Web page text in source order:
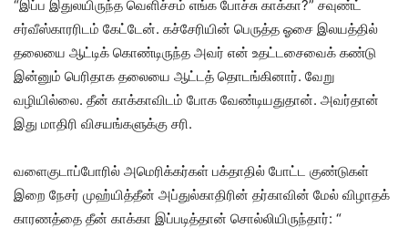
“இப்ப இதுலயிருந்த வெளிச்சம் எங்க போச்சு காக்கா?” சவுண்ட்
சர்வீஸ்காரரிடம் கேட்டேன். கச்சேரியின் பெருத்த ஓசை இலயத்தில்
தலையை ஆட்டிக் கொண்டிருந்த அவர் என் உதட்டசைவைக் கண்டு
இன்னும் பெரிதாக தலையை ஆட்டத் தொடங்கினார். வேறு
வழியில்லை. தீன் காக்காவிடம் போக வேண்டியதுதான். அவர்தான்
இது மாதிரி விசயங்களுக்கு சரி.
வளைகுடாப்போரில் அமெரிக்கர்கள் பக்தாதில் போட்ட குண்டுகள்
இறை நேசர் முஹ்யித்தீன் அப்துல்காதிரின் தர்காவின் மேல் விழாதக்
காரணத்தை தீன் காக்கா இப்படித்தான் சொல்லியிருந்தார்: “